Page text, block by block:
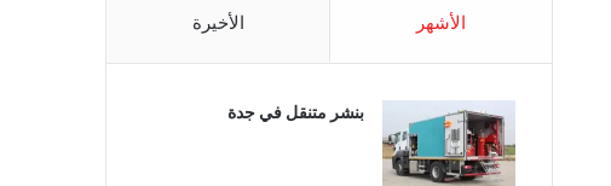
الأشهر الأخيرة
بنشر متنقل في جدة